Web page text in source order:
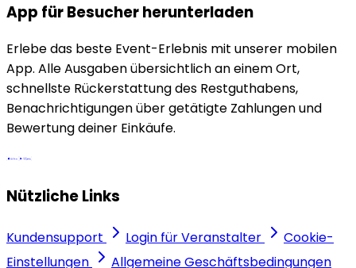
App für Besucher herunterladen
Erlebe das beste Event-Erlebnis mit unserer mobilen
App. Alle Ausgaben übersichtlich an einem Ort,
schnellste Rückerstattung des Restguthabens,
Benachrichtigungen über getätigte Zahlungen und
Bewertung deiner Einkäufe.
Nützliche Links
Kundensupport Login für Veranstalter
Cookie-
Einstellungen
Allgemeine Geschäftsbedingungen